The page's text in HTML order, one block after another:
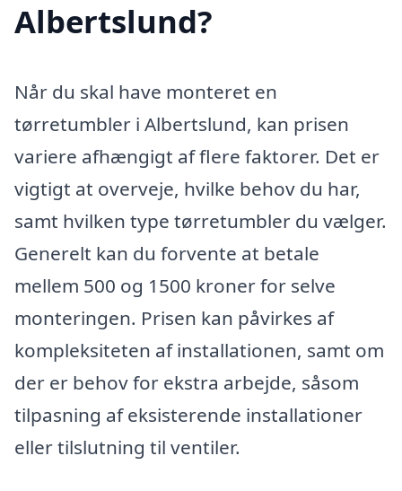
Albertslund?
Når du skal have monteret en
tørretumbler i Albertslund, kan prisen
variere afhængigt af flere faktorer. Det er
vigtigt at overveje, hvilke behov du har,
samt hvilken type tørretumbler du vælger.
Generelt kan du forvente at betale
mellem 500 og 1500 kroner for selve
monteringen. Prisen kan påvirkes af
kompleksiteten af installationen, samt om
der er behov for ekstra arbejde, såsom
tilpasning af eksisterende installationer
eller tilslutning til ventiler.